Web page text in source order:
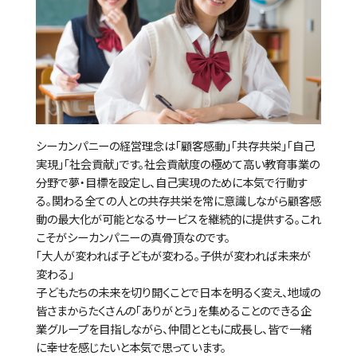
シーカンパニーの経営理念は「顧客感動」「共存共栄」「自己
実現」「社会貢献」です。社会貢献度の極めて高い教育事業の
分野で夢・目標を設定し、自己実現のために本気で行動す
る。関わる全ての人との共存共栄を常に意識しながら顧客感
動の最大化が可能となるサービスを継続的に提供する。これ
こそがシーカンパニーの真骨頂なのです。
「大人が変われば子どもが変わる。子供が変われば未来が
変わる」
子どもたちの未来を切り開くことで日本を明るく変え、地域の
皆さまからたくさんの「ありがとう」を集めることのできる企
業グループを目指しながら、仲間とともに成長し、皆で一緒
に幸せを感じたいと本気で思っています。